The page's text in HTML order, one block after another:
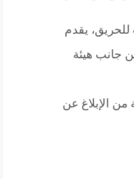
يقدم
جانب هيئة
الإبلاغ عن